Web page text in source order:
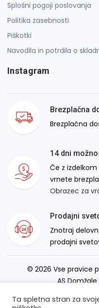
Splošni pogoji poslovanja
Politika zasebnosti
Piškotki
Navodila in potrdila o
Instagram
Brezplačna
Brezplačna
14 dni
Če z
vrnete
Obrazec za
Prodajni
Znotraj
prodajni
© 2026 Vse pravice
AS
Ta spletna stran za